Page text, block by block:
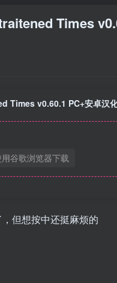
Times
Times v0.60.1 PC+安卓汉
谷歌浏览器下载
但想按中还挺麻烦的